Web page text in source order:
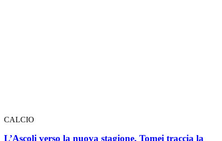
CALCIO
L’Ascoli verso la nuova stagione, Tomei traccia la